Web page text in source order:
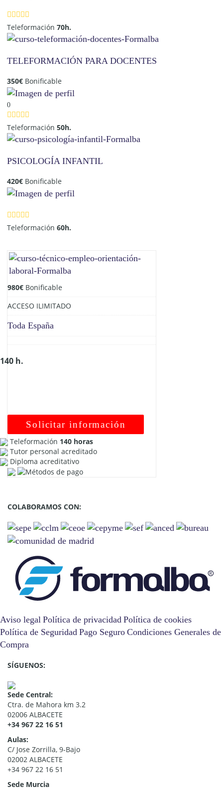
Teleformación70h.
TELEFORMACIÓN PARA DOCENTES
350€ Bonificable
0
Teleformación50h.
PSICOLOGÍA INFANTIL
420€ Bonificable
Teleformación60h.
980€ Bonificable
ACCESO ILIMITADO
Toda España
140 h.
Solicitar información
Teleformación 140 horas
Tutor personal acreditado
Diploma acreditativo
COLABORAMOS CON:
Aviso legal Política de privacidad Política de cookies
Política de Seguridad Pago Seguro Condiciones Generales de
Compra
SÍGUENOS:
Sede Central:
Ctra. de Mahora km 3.2
02006 ALBACETE
+34 967 22 16 51
Aulas:
C/ Jose Zorrilla, 9-Bajo
02002 ALBACETE
+34 967 22 16 51
Sede Murcia